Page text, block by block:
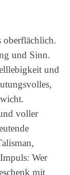
oberflächlich.
und Sinn.
und
voller
Wer
mit